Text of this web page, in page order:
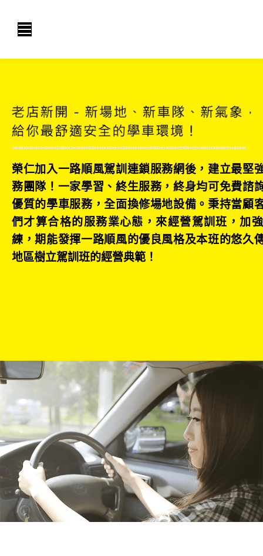
榮仁加入一路順風駕訓連鎖服務網後，建立最堅
務團隊！一家學習、終生服務，終身均可免費諮
優質的學車服務，全面換修場地設備。秉持當顧
們才算合格的服務業心態，來經營駕訓班，加
練，期能發揮一路順風的優良風格及本班的悠久
地區樹立駕訓班的經營典範！